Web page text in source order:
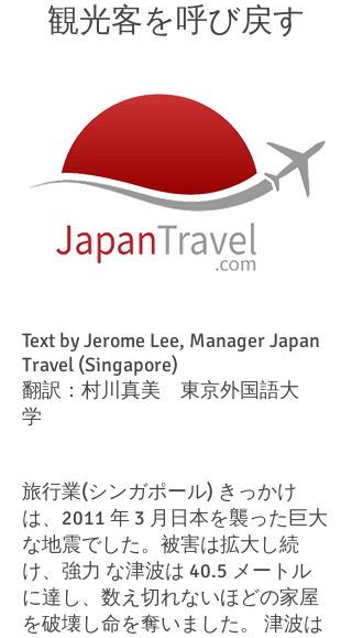
観光客を呼び戻す
Text by Jerome Lee, Manager Japan
Travel (Singapore)
翻訳：村川真美 東京外国語大
学
旅行業(シンガポール) きっかけ
は、2011 年 3 月日本を襲った巨大
な地震でした。被害は拡大し続
け、強力 な津波は 40.5 メートル
に達し、数え切れないほどの家屋
を破壊し命を奪いました。 津波は